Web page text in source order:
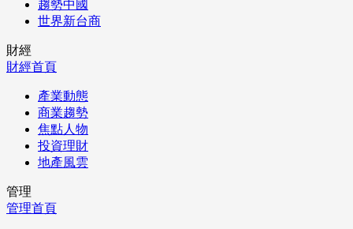
趨勢中國
世界新台商
財經
財經首頁
產業動態
商業趨勢
焦點人物
投資理財
地產風雲
管理
管理首頁